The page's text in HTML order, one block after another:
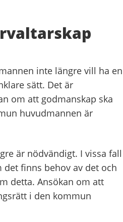
inte längre vill ha en
sätt. Det är
om att godmanskap ska
huvudmannen är
är nödvändigt. I vissa fall
finns behov av det och
detta. Ansökan om att
i den kommun